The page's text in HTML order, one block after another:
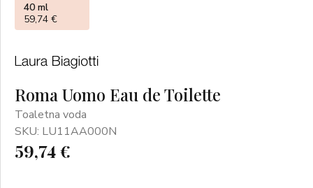
Roma Uomo Eau de Toilette
Toaletna voda
SKU: LU11AA000N
59,74 €
40 ml
59,74 €